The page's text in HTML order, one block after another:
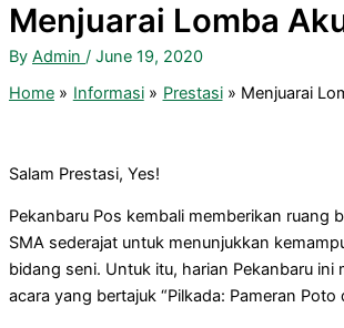
Menjuarai Lomba
By Admin / June 19, 2020
Home
Informasi Prestasi Menjuarai
Salam Prestasi, Yes!
Pekanbaru Pos kembali memberikan ruang
SMA sederajat untuk menunjukkan
bidang seni. Untuk itu, harian Pekanbaru ini
acara yang bertajuk “Pilkada: Pameran Poto